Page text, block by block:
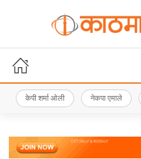
केपी शर्मा ओली नेकपा एमाले